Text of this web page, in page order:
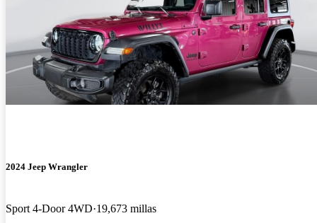
2024 Jeep Wrangler
Sport 4-Door 4WD 19,673 millas